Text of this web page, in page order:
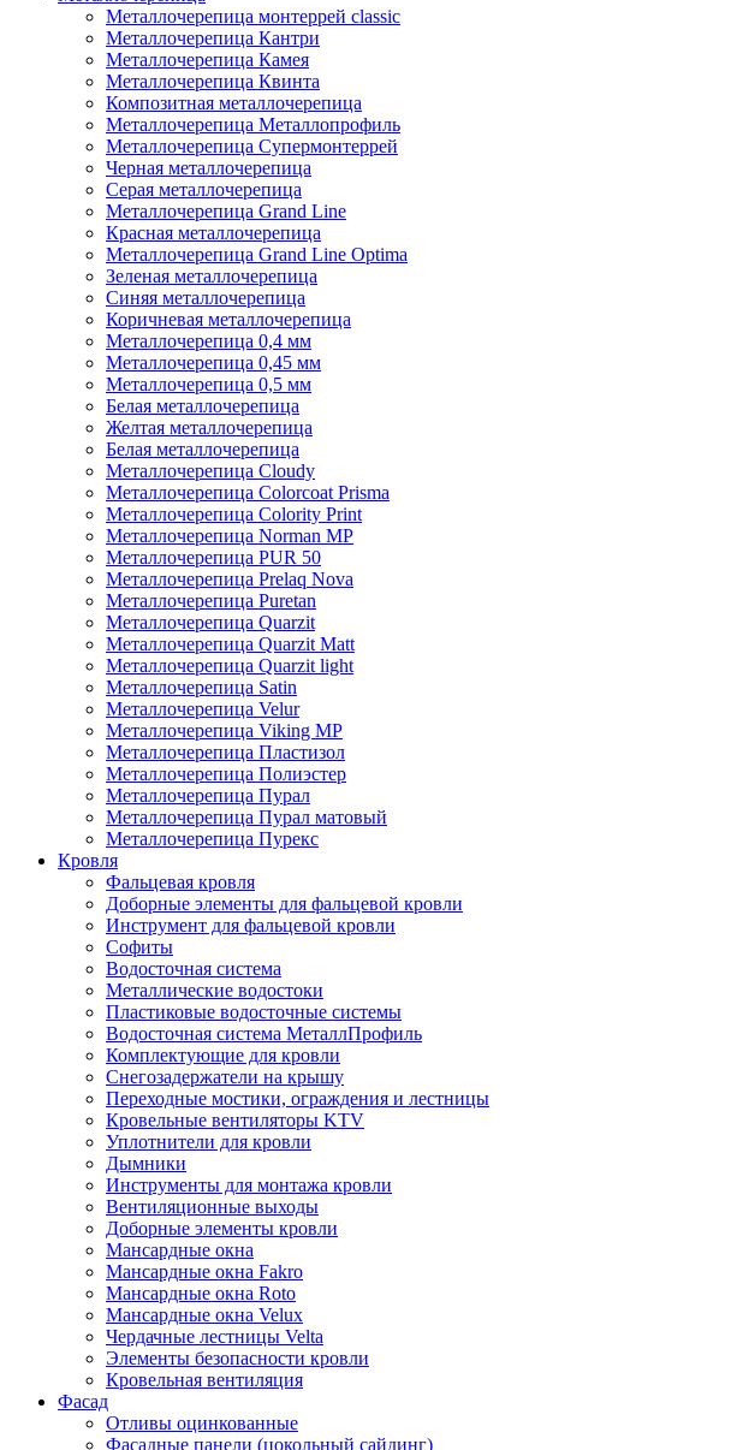
Металлочерепица монтеррей classic
Металлочерепица Кантри
Металлочерепица Камея
Металлочерепица Квинта
Композитная металлочерепица
Металлочерепица Металлопрофиль
Металлочерепица Супермонтеррей
Черная металлочерепица
Серая металлочерепица
Металлочерепица Grand Line
Красная металлочерепица
Металлочерепица Grand Line Optima
Зеленая металлочерепица
Синяя металлочерепица
Коричневая металлочерепица
Металлочерепица 0,4 мм
Металлочерепица 0,45 мм
Металлочерепица 0,5 мм
Белая металлочерепица
Желтая металлочерепица
Белая металлочерепица
Металлочерепица Cloudy
Металлочерепица Colorcoat Prisma
Металлочерепица Colority Print
Металлочерепица Norman MP
Металлочерепица PUR 50
Металлочерепица Prelaq Nova
Металлочерепица Puretan
Металлочерепица Quarzit
Металлочерепица Quarzit Matt
Металлочерепица Quarzit light
Металлочерепица Satin
Металлочерепица Velur
Металлочерепица Viking MP
Металлочерепица Пластизол
Металлочерепица Полиэстер
Металлочерепица Пурал
Металлочерепица Пурал матовый
Металлочерепица Пурекс
Кровля
Фальцевая кровля
Доборные элементы для фальцевой кровли
Инструмент для фальцевой кровли
Софиты
Водосточная система
Металлические водостоки
Пластиковые водосточные системы
Водосточная система МеталлПрофиль
Комплектующие для кровли
Снегозадержатели на крышу
Переходные мостики, ограждения и лестницы
Кровельные вентиляторы KTV
Уплотнители для кровли
Дымники
Инструменты для монтажа кровли
Вентиляционные выходы
Доборные элементы кровли
Мансардные окна
Мансардные окна Fakro
Мансардные окна Roto
Мансардные окна Velux
Чердачные лестницы Velta
Элементы безопасности кровли
Кровельная вентиляция
Фасад
Отливы оцинкованные
Фасадные панели (цокольный сайдинг)